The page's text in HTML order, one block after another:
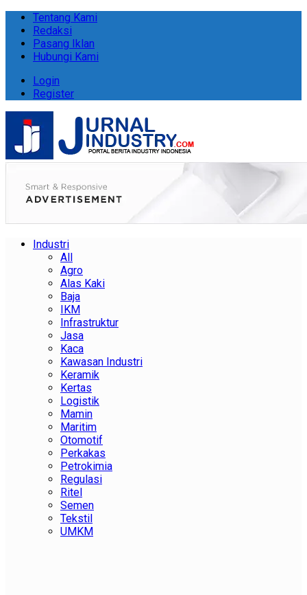
Tentang Kami
Redaksi
Pasang Iklan
Hubungi Kami
Login
Register
Industri
All
Agro
Alas Kaki
Baja
IKM
Infrastruktur
Jasa
Kaca
Kawasan Industri
Keramik
Kertas
Logistik
Mamin
Maritim
Otomotif
Perkakas
Petrokimia
Regulasi
Ritel
Semen
Tekstil
UMKM